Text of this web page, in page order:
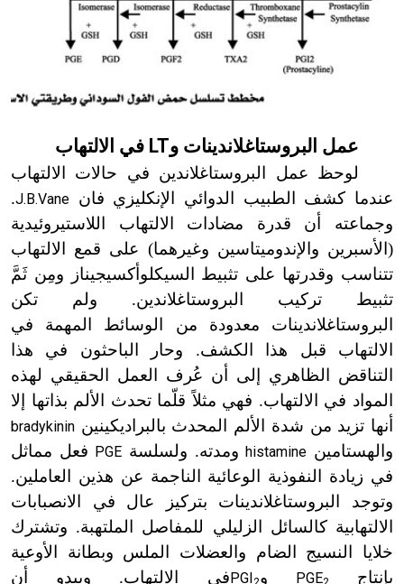
عمل البروستاغلاندينات وLT في الالتهاب
لوحظ عمل البروستاغلاندين في حالات الالتهاب
عندما كشف الطبيب الدوائي الإنكليزي فان J.B.Vane
.
وجماعته أن قدرة مضادات الالتهاب اللاستيروئيدية
(الأسبرين والإندوميتاسين وغيرهما) على قمع الالتهاب
تتناسب وقدرتها على تثبيط السيكلوأكسيجيناز ومِن ثَمَّ
تثبيط تركيب البروستاغلاندين. ولم تكن
البروستاغلاندينات معدودة من الوسائط المهمة في
الالتهاب قبل هذا الكشف. وحار الباحثون في هذا
التناقض الظاهري إلى أن عُرف العمل الحقيقي لهذه
المواد في الالتهاب. فهي مثلاً قلّما تحدث الألم بذاتها إلا
أنها تزيد من شدة الألم المحدث بالبراديكينين bradykinin
والهستامين histamineومدته. ولسلسة PGE فعل مماثل
في زيادة النفوذية الوعائية الناجمة عن هذين العاملين.
وتوجد البروستاغلاندينات بتركيز عال في الانصبابات
الالتهابية كالسائل الزليلي للمفاصل الملتهبة. وتشترك
خلايا النسيج الضام والعضلات الملس وبطانة الأوعية
بإنتاج
PGE و PGI في الالتهاب. ويبدو أن